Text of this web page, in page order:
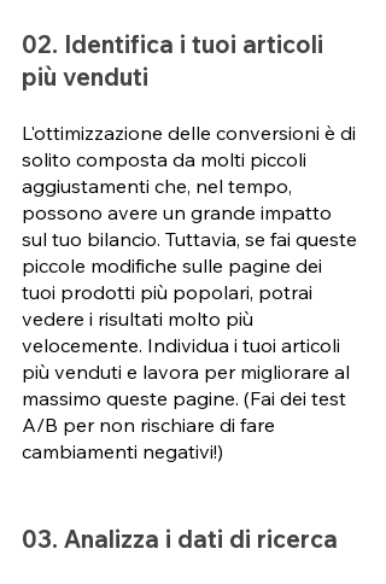
02. Identifica i tuoi articoli
più venduti
L'ottimizzazione delle conversioni è di
solito composta da molti piccoli
aggiustamenti che, nel tempo,
possono avere un grande impatto
sul tuo bilancio. Tuttavia, se fai queste
piccole modifiche sulle pagine dei
tuoi prodotti più popolari, potrai
vedere i risultati molto più
velocemente. Individua i tuoi articoli
più venduti e lavora per migliorare al
massimo queste pagine. (Fai dei test
A/B per non rischiare di fare
cambiamenti negativi!)
03. Analizza i dati di ricerca